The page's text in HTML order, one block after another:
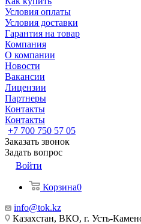
Условия оплаты
Условия доставки
Гарантия на товар
Компания
О компании
Новости
Вакансии
Лицензии
Партнеры
Контакты
Контакты
+7 700 750 57 05
Заказать звонок
Задать вопрос
Войти
Корзина0
info@tok.kz
Казахстан, ВКО, г. Усть-